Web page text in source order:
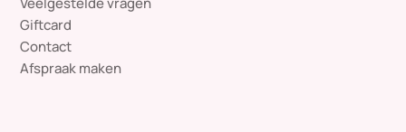
Giftcard
Contact
Afspraak maken